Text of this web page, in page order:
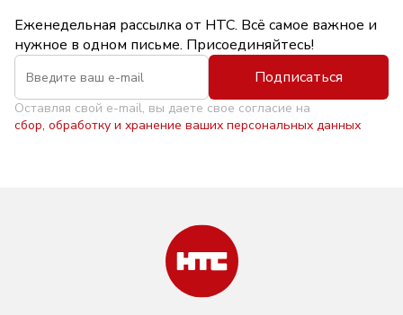
Еженедельная рассылка от НТС. Всё самое важное и
нужное в одном письме. Присоединяйтесь!
Подписаться
Оставляя свой e-mail, вы даете свое согласие на
сбор, обработку и хранение ваших персональных данных